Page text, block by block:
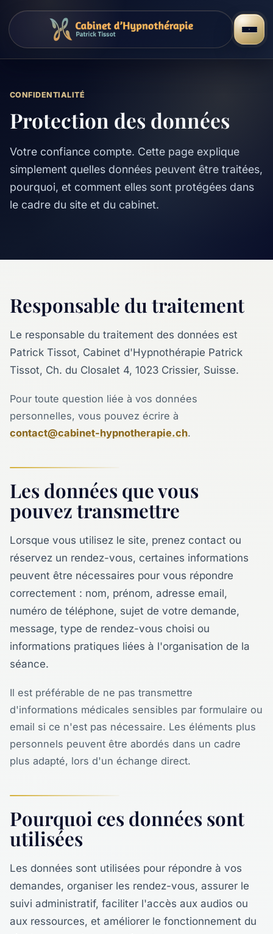
CONFIDENTIALITÉ
Protection des données
Votre confiance compte. Cette page explique
simplement quelles données peuvent être traitées,
pourquoi, et comment elles sont protégées dans
le cadre du site et du cabinet.
Responsable du traitement
Le responsable du traitement des données est
Patrick Tissot, Cabinet d'Hypnothérapie Patrick
Tissot, Ch. du Closalet 4, 1023 Crissier, Suisse.
Pour toute question liée à vos données
personnelles, vous pouvez écrire à
contact@cabinet-hypnotherapie.ch.
Les données que vous
pouvez transmettre
Lorsque vous utilisez le site, prenez contact ou
réservez un rendez-vous, certaines informations
peuvent être nécessaires pour vous répondre
correctement : nom, prénom, adresse email,
numéro de téléphone, sujet de votre demande,
message, type de rendez-vous choisi ou
informations pratiques liées à l'organisation de la
séance.
Il est préférable de ne pas transmettre
d'informations médicales sensibles par formulaire ou
email si ce n'est pas nécessaire. Les éléments plus
personnels peuvent être abordés dans un cadre
plus adapté, lors d'un échange direct.
Pourquoi ces données sont
utilisées
Les données sont utilisées pour répondre à vos
demandes, organiser les rendez-vous, assurer le
suivi administratif, faciliter l'accès aux audios ou
aux ressources, et améliorer le fonctionnement du